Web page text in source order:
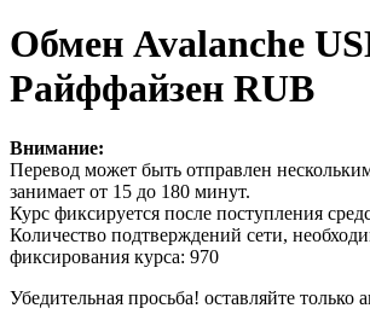
Обмен Avalanche
Райффайзен RUB
Внимание:
Перевод может быть отправлен
занимает от 15 до 180 минут.
Курс фиксируется после поступления
Количество подтверждений сети,
фиксирования курса: 970
Убедительная просьба! оставляйте только